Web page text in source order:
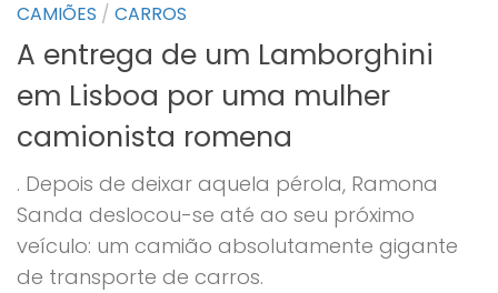
CAMIÕES / CARROS
A entrega de um Lamborghini
em Lisboa por uma mulher
camionista romena
. Depois de deixar aquela pérola, Ramona
Sanda deslocou-se até ao seu próximo
veículo: um camião absolutamente gigante
de transporte de carros.